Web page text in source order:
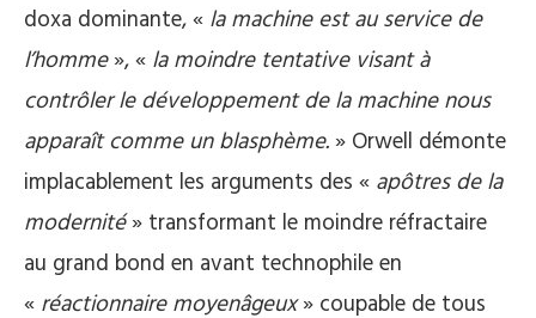
doxa dominante, « la machine est au service de
l’homme», « la moindre tentative visant à
contrôler le développement de la machine nous
apparaît comme un blasphème. » Orwell démonte
implacablement les arguments des « apôtres de la
modernité» transformant le moindre réfractaire
au grand bond en avant technophile en
« réactionnaire moyenâgeux» coupable de tous